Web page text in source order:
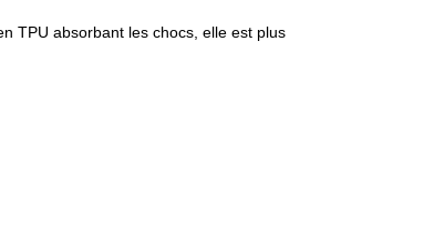
TPU absorbant les chocs, elle est plus